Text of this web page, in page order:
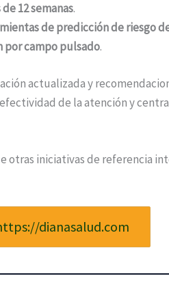
12 semanas.
de predicción de riesgo
por campo pulsado.
actualizada y
de la atención y
otras iniciativas de referencia
dianasalud.com